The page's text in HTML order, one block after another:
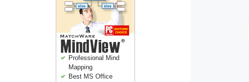
Professional Mind
Mapping
Best MS Office